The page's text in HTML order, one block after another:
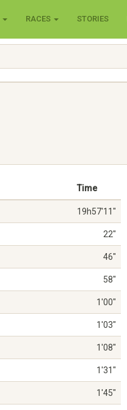
RACES STORIES
Time
19h57'11"
22"
46"
58"
1'00"
1'03"
1'08"
1'31"
1'45"